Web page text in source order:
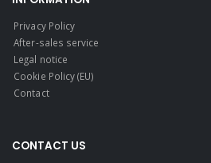
Privacy Policy
After-sales service
Legal notice
Cookie Policy (EU)
Contact
CONTACT US